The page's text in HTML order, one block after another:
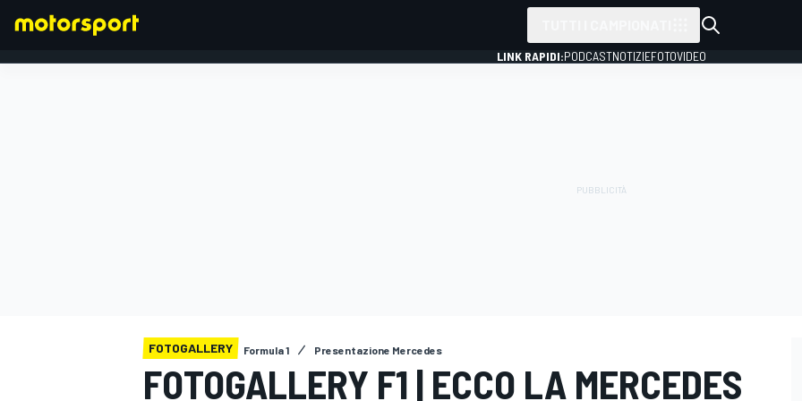
LINK RAPIDI:PODCASTNOTIZIEFOTOVIDEO
FOTOGALLERY Formula 1 Presentazione Mercedes
FOTOGALLERY F1 | ECCO LA MERCEDES